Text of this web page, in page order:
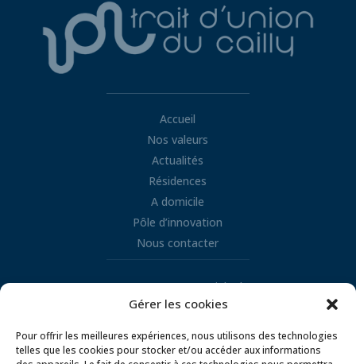
Gérer les cookies
Pour offrir les meilleures expériences, nous utilisons des technologies
telles que les cookies pour stocker et/ou accéder aux informations
Accueil
Nos valeurs
Actualités
Résidences
A domicile
Pôle d’innovation
Nous contacter
Retrouvez nous sur LinkedIn